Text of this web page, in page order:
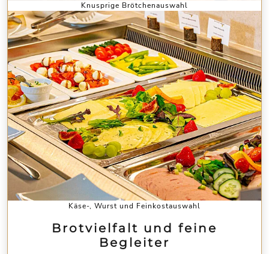
Knusprige Brötchenauswahl
Käse-, Wurst und Feinkostauswahl
Brotvielfalt und feine
Begleiter